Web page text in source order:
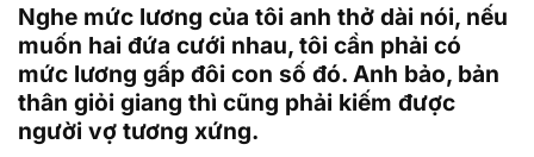
Nghe mức lương của tôi anh thở dài nói, nếu
muốn hai đứa cưới nhau, tôi cần phải có
mức lương gấp đôi con số đó. Anh bảo, bản
thân giỏi giang thì cũng phải kiếm được
người vợ tương xứng.